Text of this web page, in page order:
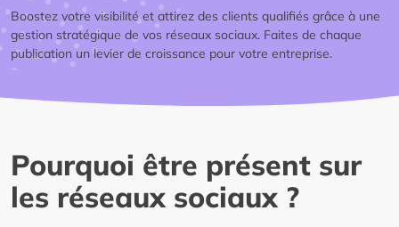
Boostez votre visibilité et attirez des clients qualifiés grâce à une
gestion stratégique de vos réseaux sociaux. Faites de chaque
publication un levier de croissance pour votre entreprise.
Pourquoi être présent sur
les réseaux sociaux ?